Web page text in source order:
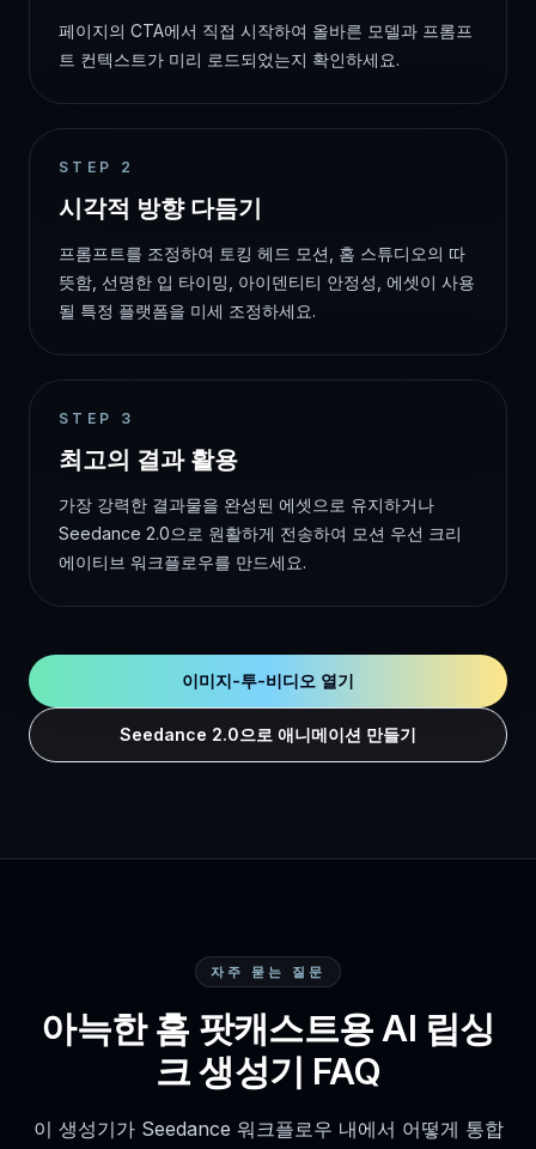
페이지의 CTA에서 직접 시작하여 올바른 모델과 프롬프
트 컨텍스트가 미리 로드되었는지 확인하세요.
STEP 2
시각적 방향 다듬기
프롬프트를 조정하여 토킹 헤드 모션, 홈 스튜디오의 따
뜻함, 선명한 입 타이밍, 아이덴티티 안정성, 에셋이 사용
될 특정 플랫폼을 미세 조정하세요.
STEP 3
최고의 결과 활용
가장 강력한 결과물을 완성된 에셋으로 유지하거나
Seedance 2.0으로 원활하게 전송하여 모션 우선 크리
에이티브 워크플로우를 만드세요.
이미지-투-비디오 열기
Seedance 2.0으로 애니메이션 만들기
자주 묻는 질문
아늑한 홈 팟캐스트용 AI 립싱
크 생성기 FAQ
이 생성기가 Seedance 워크플로우 내에서 어떻게 통합